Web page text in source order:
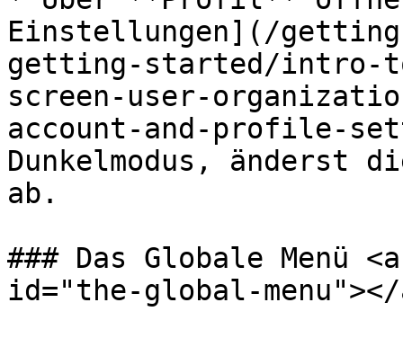
Einstellungen](/
getting-started/intro-
screen-user-
account-and-profile-
Dunkelmodus, änderst
ab.
### Das Globale Menü
id="the-global-menu"></